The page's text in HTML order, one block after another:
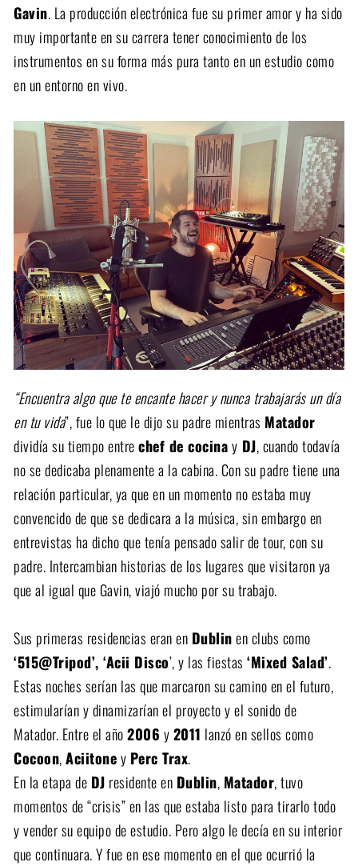
Gavin. La producción electrónica fue su primer amor y ha sido
muy importante en su carrera tener conocimiento de los
instrumentos en su forma más pura tanto en un estudio como
en un entorno en vivo.
“Encuentra algo que te encante hacer y nunca trabajarás un día
en tu vida”, fue lo que le dijo su padre mientras Matador
dividía su tiempo entrechef de cocinay DJ, cuando todavía
no se dedicaba plenamente a la cabina. Con su padre tiene una
relación particular, ya que en un momento no estaba muy
convencido de que se dedicara a la música, sin embargo en
entrevistas ha dicho que tenía pensado salir de tour, con su
padre. Intercambian historias de los lugares que visitaron ya
que al igual que Gavin, viajó mucho por su trabajo.
Sus primeras residencias eran en Dublinen clubs como
‘515@Tripod’, ‘Acii Disco’, y las fiestas ‘Mixed Salad’.
Estas noches serían las que marcaron su camino en el futuro,
estimularían y dinamizarían el proyecto y el sonido de
Matador. Entre el año2006 y2011 lanzó en sellos como
Cocoon,Aciitoney Perc Trax.
En la etapa de DJ residente en Dublin, Matador, tuvo
momentos de “crisis” en las que estaba listo para tirarlo todo
y vender su equipo de estudio. Pero algo le decía en su interior
que continuara. Y fue en ese momento en el que ocurrió la